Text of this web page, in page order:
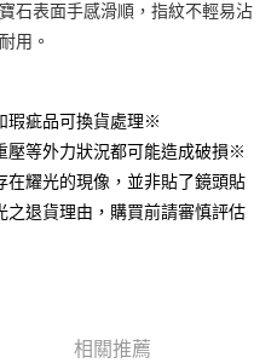
」後，將跳轉至「AFTEE先享後付」
知簡訊。
此簡訊中的連結，可透過四大超商／
，方視為交易完成。
繳費，但若您需要取消訂單，請聯絡
」之結帳頁面顯示為準，若有關於
關疑問，請聯繫「AFTEE先享後付
資料，並將交易相關給付款項請求債
運費
運費
運費
石表面手感滑順，指紋不輕易沾
用。
瑕疵品可換貨處理※
壓等外力狀況都可能造成破損※
耀光的現像，並非貼了鏡頭貼
之退貨理由，購買前請審慎評估
相關推薦